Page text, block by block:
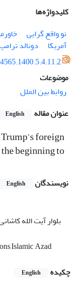
کلیدواژه‌ها
نو واقع گرایی
آمریکا
دونالد
موضوعات
روابط بین الملل
عنوان مقاله
English
foreign
beginning to
نویسندگان English
Azad
چکیده
English